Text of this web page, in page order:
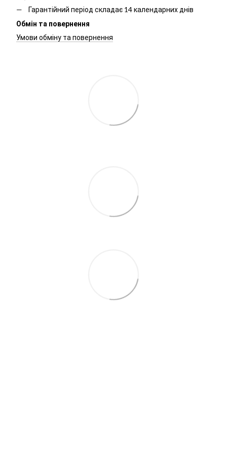
Гарантійний період складає 14 календарних днів
Обмін та повернення
Умови обміну та повернення